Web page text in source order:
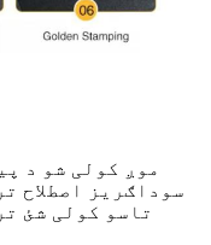
موږ کولی شو د
تاسو کولی شئ